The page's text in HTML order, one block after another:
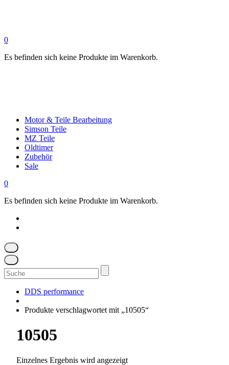
0
Es befinden sich keine Produkte im Warenkorb.
Motor & Teile Bearbeitung
Simson Teile
MZ Teile
Oldtimer
Zubehör
Sale
0
Es befinden sich keine Produkte im Warenkorb.
Suchen
nach:
DDS performance
Produkte verschlagwortet mit „10505“
10505
Einzelnes Ergebnis wird angezeigt